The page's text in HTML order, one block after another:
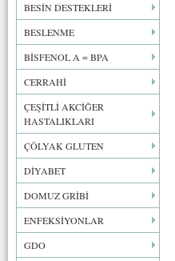
BESİN DESTEKLERİ
BESLENME
BİSFENOL A = BPA
CERRAHİ
ÇEŞİTLİ AKCİĞER
HASTALIKLARI
ÇÖLYAK GLUTEN
DİYABET
DOMUZ GRİBİ
ENFEKSİYONLAR
GDO